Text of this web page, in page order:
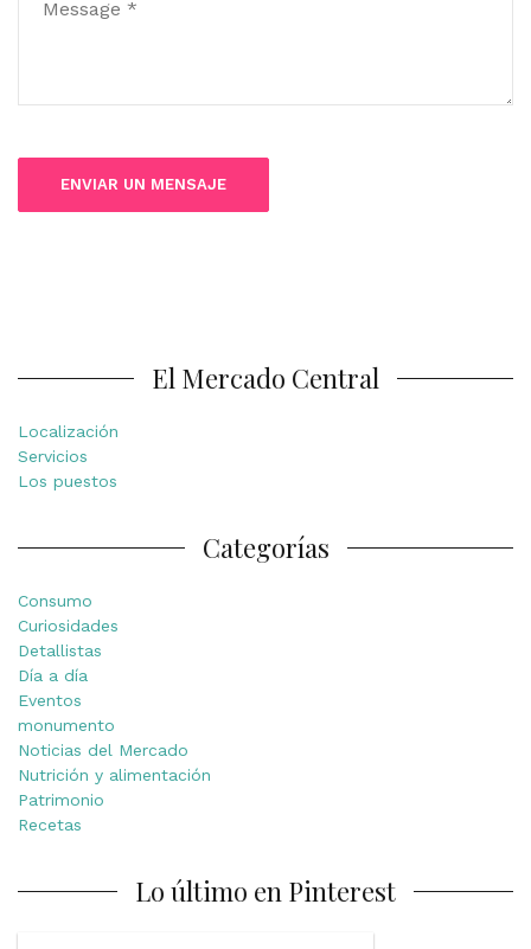
El Mercado Central
Localización
Servicios
Los puestos
Categorías
Consumo
Curiosidades
Detallistas
Día a día
Eventos
monumento
Noticias del Mercado
Nutrición y alimentación
Patrimonio
Recetas
Lo último en Pinterest